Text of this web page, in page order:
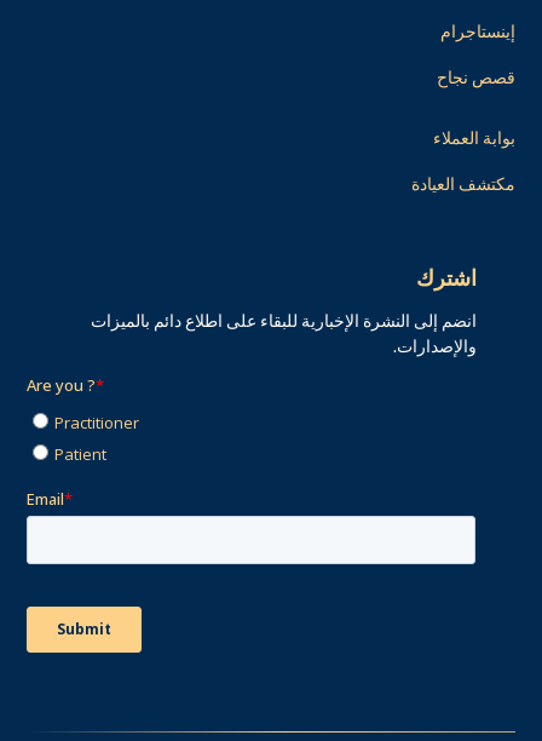
إينستاجرام
قصص نجاح
بوابة العملاء
مكتشف العيادة
اشترك
انضم إلى النشرة الإخبارية للبقاء على اطلاع دائم بالميزات
والإصدارات.